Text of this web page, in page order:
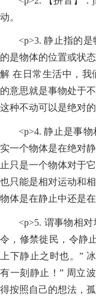
动。
<p>3. 静止指的
的是物体的位置或状
解 在日常生活中，我
的意思就是事物处于
这种不动可以是绝对
<p>4. 静止是事
实一个物体是在绝对
止只是一个物体对于
也只能是相对运动和
物体是在静止中还是
<p>5. 谓事物相
令，修禁徙民，令静
上下静止之时也。”
有一刻静止！” 周立
得按照自己的想法，